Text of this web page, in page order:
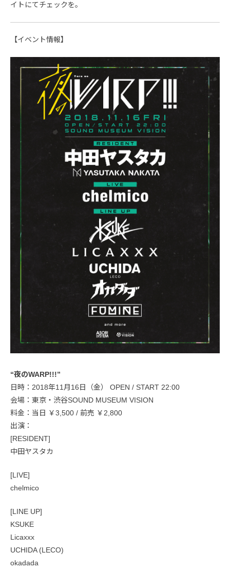
イトにてチェックを。
【イベント情報】
“夜のWARP!!!”
日時：2018年11月16日（金） OPEN / START 22:00
会場：東京・渋谷SOUND MUSEUM VISION
料金：当日 ￥3,500 / 前売 ￥2,800
出演：
[RESIDENT]
中田ヤスタカ
[LIVE]
chelmico
[LINE UP]
KSUKE
Licaxxx
UCHIDA (LECO)
okadada